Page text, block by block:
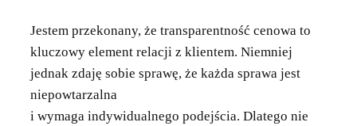
Jestem przekonany, że transparentność cenowa to
kluczowy element relacji z klientem. Niemniej
jednak zdaję sobie sprawę, że każda sprawa jest
niepowtarzalna
i wymaga indywidualnego podejścia. Dlatego nie